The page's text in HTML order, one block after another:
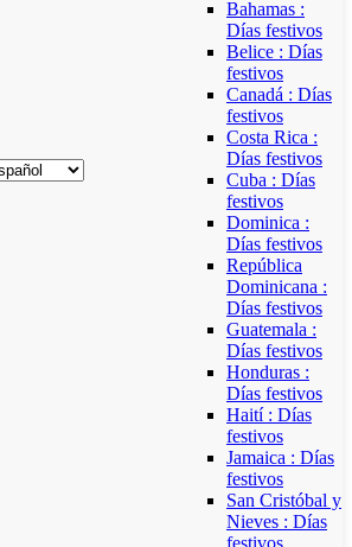
Bahamas :
Días festivos
Belice : Días
festivos
Canadá : Días
festivos
Costa Rica :
Días festivos
Cuba : Días
festivos
Dominica :
Días festivos
República
Dominicana :
Días festivos
Guatemala :
Días festivos
Honduras :
Días festivos
Haití : Días
festivos
Jamaica : Días
festivos
San Cristóbal y
Nieves : Días
festivos